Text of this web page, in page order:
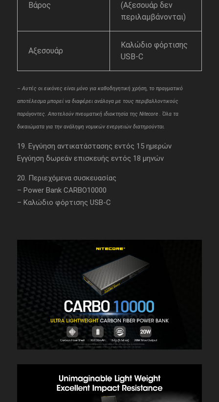
Βάρος
(Αξεσουάρ δεν
περιλαμβάνονται)
Αξεσουάρ
Καλώδιο φόρτισης
USB-C
– Aυτές οι εικόνες είναι μόνο για καθοδηγητική χρήση, το πραγματικό
αποτέλεσμα μπορεί να διαφέρει ανάλογα με τους περιβαλλοντικούς
παράγοντες. Αποτελούν πνευματική ιδιοκτησία της Nitecore . Όλα τα
δικαιώματα για την ανάληψη νομικών ενεργειών διατηρούνται.
19. Εγγύηση αντικατάστασης εντός 15 ημερών
Εγγύηση δωρεάν επισκευής εντός 18 μηνών
20. Περιεχόμενα συσκευασίας
– Power Bank CARBO10000
– Καλώδιο φόρτισης USB-C